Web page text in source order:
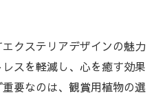
クステリアデザインの魅力
スを軽減し、心を癒す効果
要なのは、観賞用植物の選